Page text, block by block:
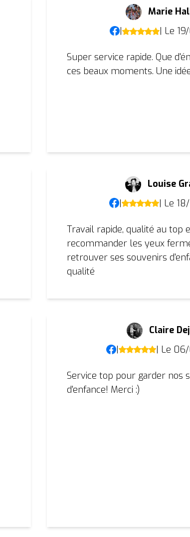
Marie
|
| Le
Super service rapide. Que
ces beaux moments. Une
Louise
|
| Le
Travail rapide, qualité au top
recommander les yeux
retrouver ses souvenirs
qualité
Claire
|
| Le
Service top pour garder nos
d'enfance! Merci :)